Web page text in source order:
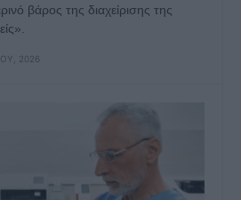
βάρος της διαχείρισης της
2026